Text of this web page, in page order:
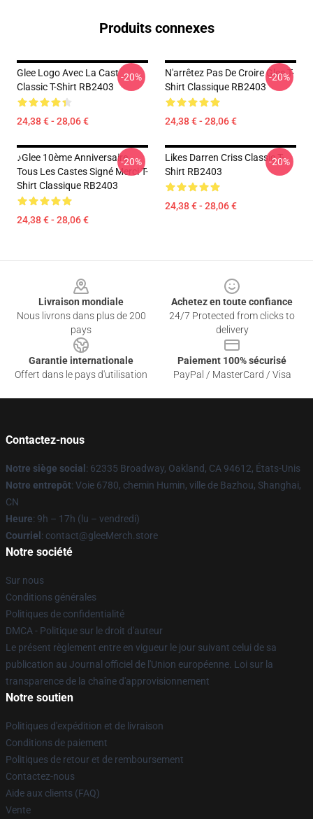
Produits connexes
Glee Logo Avec La Cast
Classic T-Shirt RB2403
24,38 € - 28,06 €
-20%
N'arrêtez Pas De Croire Glee T-
Shirt Classique RB2403
24,38 € - 28,06 €
-20%
♪Glee 10ème Anniversaire
Tous Les Castes Signé Merci T-
Shirt Classique RB2403
24,38 € - 28,06 €
-20%
Likes Darren Criss Classic T-
Shirt RB2403
24,38 € - 28,06 €
-20%
Livraison mondiale
Nous livrons dans plus de 200
pays
Achetez en toute confiance
24/7 Protected from clicks to
delivery
Garantie internationale
Offert dans le pays d'utilisation
Paiement 100% sécurisé
PayPal / MasterCard / Visa
Contactez-nous
Notre siège social : 62335 Broadway, Oakland, CA 94612, États-Unis
Notre entrepôt: Voie 6780, chemin Humin, ville de Bazhou, Shanghai,
CN
Heure: 9h – 17h (lu – vendredi)
Courriel : contact@gleeMerch.store
Notre société
Sur nous
Conditions générales
Politiques de confidentialité
DMCA - Politique sur le droit d'auteur
Le présent règlement entre en vigueur le jour suivant celui de sa
publication au Journal officiel de l'Union européenne. Loi sur la
transparence de la chaîne d'approvisionnement
Notre soutien
Politiques d'expédition et de livraison
Conditions de paiement
Politiques de retour et de remboursement
Contactez-nous
Aide aux clients (FAQ)
Vente